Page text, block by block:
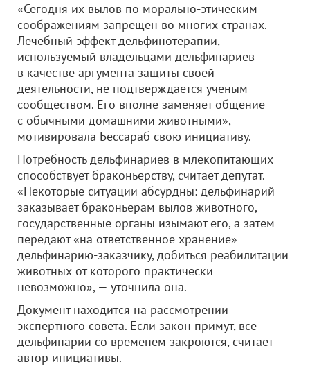
«Сегодня их вылов по морально-этическим
соображениям запрещен во многих странах.
Лечебный эффект дельфинотерапии,
используемый владельцами дельфинариев
в качестве аргумента защиты своей
деятельности, не подтверждается ученым
сообществом. Его вполне заменяет общение
с обычными домашними животными», —
мотивировала Бессараб свою инициативу.
Потребность дельфинариев в млекопитающих
способствует браконьерству, считает депутат.
«Некоторые ситуации абсурдны: дельфинарий
заказывает браконьерам вылов животного,
государственные органы изымают его, а затем
передают «на ответственное хранение»
дельфинарию-заказчику, добиться реабилитации
животных от которого практически
невозможно», — уточнила она.
Документ находится на рассмотрении
экспертного совета. Если закон примут, все
дельфинарии со временем закроются, считает
автор инициативы.